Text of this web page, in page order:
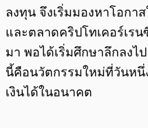
ลงทุน จึงเริ่มมองหาโอกา
และตลาดคริปโทเคอร์เร
มา พอได้เริ่มศึกษาลึกลงไ
นี้คือนวัตกรรมใหม่ที่วันหนึ่
เงินได้ในอนาคต